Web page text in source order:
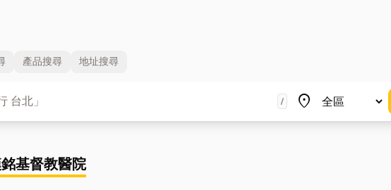
產品搜尋 地址搜尋
/ place
地區
基督教醫院